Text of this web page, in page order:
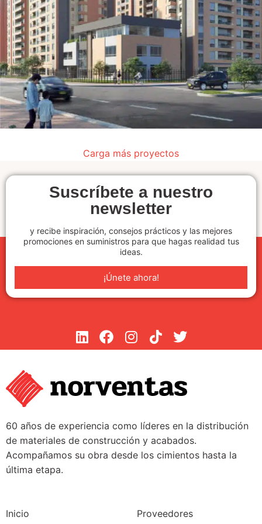
Construcción
Senderos de GranadaCarga más proyectos
Suscríbete a nuestro
newsletter
y recibe inspiración, consejos prácticos y las mejores
promociones en suministros para que hagas realidad tus
ideas.
¡Únete ahora!
60 años de experiencia como líderes en la distribución
de materiales de construcción y acabados.
Acompañamos su obra desde los cimientos hasta la
última etapa.
Inicio
Proveedores